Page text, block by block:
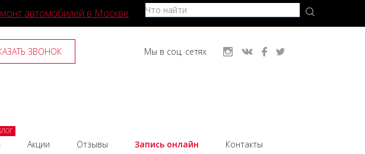
автомобилей в Москве
ЗВОНОК Мы в соц. сетях
Акции Отзывы Запись онлайн Контакты